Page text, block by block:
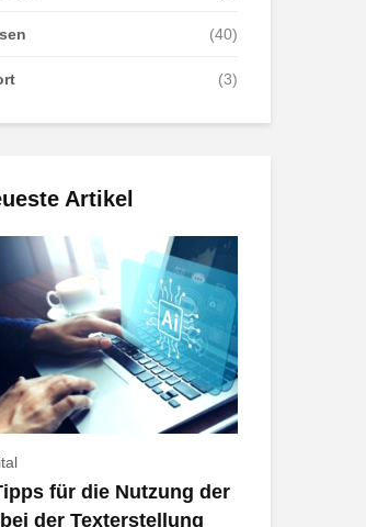
(40)
(3)
Artikel
für die Nutzung der
der Texterstellung